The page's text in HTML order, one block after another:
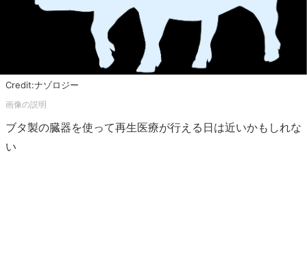
Credit:ナゾロジー
ブタ製の臓器を使って再生医療が行える日は近いかもしれな
い